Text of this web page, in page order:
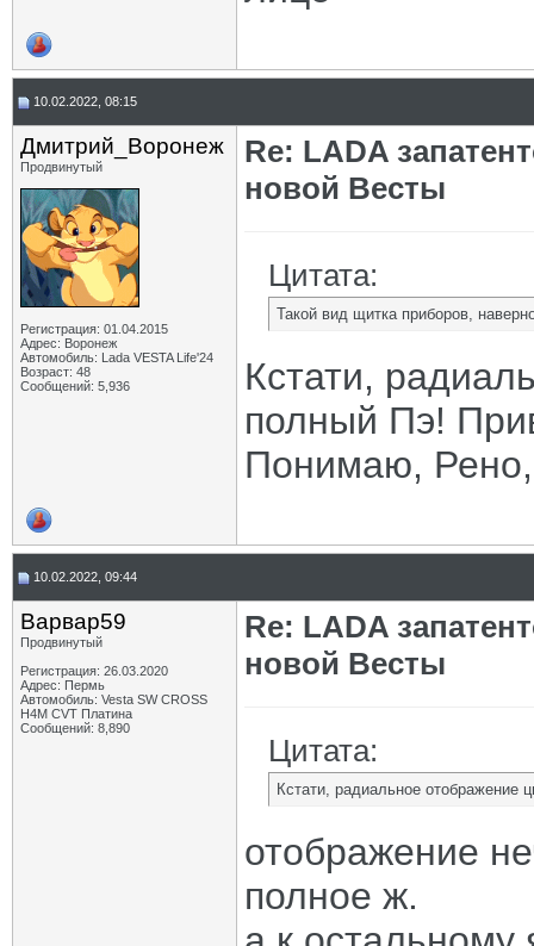
10.02.2022, 08:15
Дмитрий_Воронеж
Продвинутый
Регистрация: 01.04.2015
Адрес: Воронеж
Автомобиль: Lada VESTA Life'24
Возраст: 48
Сообщений: 5,936
Re: LADA
новой Весты
Цитата:
Такой вид щитка приборов,
Кстати,
полный Пэ!
Понимаю,
10.02.2022, 09:44
Варвар59
Продвинутый
Регистрация: 26.03.2020
Адрес: Пермь
Автомобиль: Vesta SW CROSS
H4M CVT Платина
Сообщений: 8,890
Re: LADA
новой Весты
Цитата:
Кстати, радиальное отображение
отображение
полное ж.